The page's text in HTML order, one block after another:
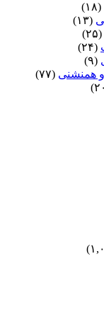
(۱۸)
(۱۳)
(۲۵)
(۲۴)
(۹)
همنشنى (۷۷)